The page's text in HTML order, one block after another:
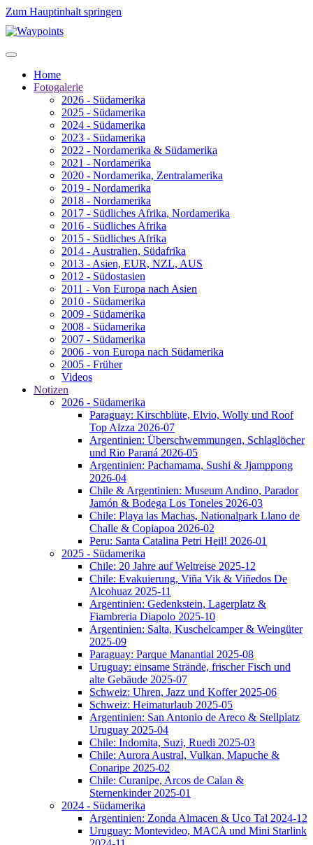
Zum Hauptinhalt springen
Home
Fotogalerie
2026 - Südamerika
2025 - Südamerika
2024 - Südamerika
2023 - Südamerika
2022 - Nordamerika & Südamerika
2021 - Nordamerika
2020 - Nordamerika, Zentralamerika
2019 - Nordamerika
2018 - Nordamerika
2017 - Südliches Afrika, Nordamerika
2016 - Südliches Afrika
2015 - Südliches Afrika
2014 - Australien, Südafrika
2013 - Asien, EUR, NZL, AUS
2012 - Südostasien
2011 - Von Europa nach Asien
2010 - Südamerika
2009 - Südamerika
2008 - Südamerika
2007 - Südamerika
2006 - von Europa nach Südamerika
2005 - Früher
Videos
Notizen
2026 - Südamerika
Paraguay: Kirschblüte, Elvio, Wolly und Roof
Top Alzza 2026-07
Argentinien: Überschwemmungen, Schlaglöcher
und Rio Paraná 2026-05
Argentinien: Pachamama, Sushi & Jjamppong
2026-04
Chile & Argentinien: Museum Andino, Parador
Jamón & Bodega Los Toneles 2026-03
Chile: Playa las Machas, Nationalpark Llano de
Challe & Copiapoa 2026-02
Peru: Santa Catalina Petri Heil! 2026-01
2025 - Südamerika
Chile: 20 Jahre auf Weltreise 2025-12
Chile: Evakuierung, Viña Vik & Viñedos De
Alcohuaz 2025-11
Argentinien: Gedenkstein, Lagerplatz &
Fiambreria Diapolo 2025-10
Argentinien: Salta, Kuschelcamper & Weingüter
2025-09
Paraguay: Parque Manantial 2025-08
Uruguay: einsame Strände, frischer Fisch und
alte Gebäude 2025-07
Schweiz: Uhren, Jazz und Koffer 2025-06
Schweiz: Heimaturlaub 2025-05
Argentinien: San Antonio de Areco & Stellplatz
Uruguay 2025-04
Chile: Indomita, Suzi, Ruedi 2025-03
Chile: Aurora Austral, Vulkan, Mapuche &
Conaripe 2025-02
Chile: Curanipe, Arcos de Calan &
Sternenkinder 2025-01
2024 - Südamerika
Argentinien: Zonda Almacen & Uco Tal 2024-12
Uruguay: Montevideo, MACA und Mini Starlink